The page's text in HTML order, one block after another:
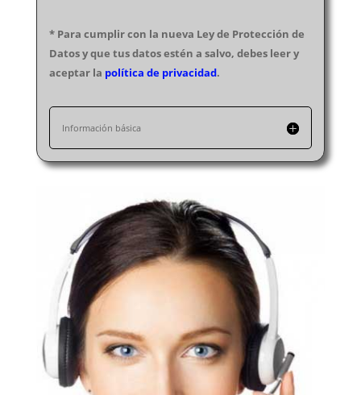
Electricistas Teruel
Electricistas Toledo
Electricistas Valencia
Electricistas Vizcaya
Electricistas Zamora
Electricistas Zaragoza
Electricistas Melilla
* Para cumplir con la nueva Ley de Protección de
Datos y que tus datos estén a salvo, debes leer y
aceptar la política de privacidad.
Información básica